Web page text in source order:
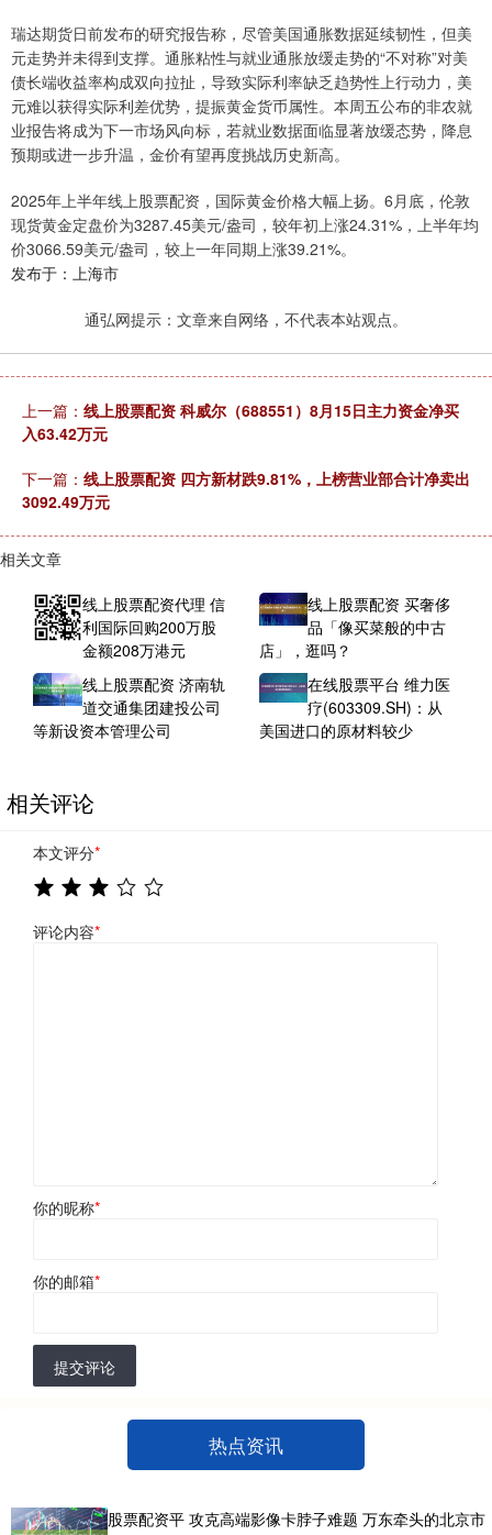
瑞达期货日前发布的研究报告称，尽管美国通胀数据延续韧性，但美
元走势并未得到支撑。通胀粘性与就业通胀放缓走势的“不对称”对美
债长端收益率构成双向拉扯，导致实际利率缺乏趋势性上行动力，美
元难以获得实际利差优势，提振黄金货币属性。本周五公布的非农就
业报告将成为下一市场风向标，若就业数据面临显著放缓态势，降息
预期或进一步升温，金价有望再度挑战历史新高。
2025年上半年线上股票配资，国际黄金价格大幅上扬。6月底，伦敦
现货黄金定盘价为3287.45美元/盎司，较年初上涨24.31%，上半年均
价3066.59美元/盎司，较上一年同期上涨39.21%。
发布于：上海市
通弘网提示：文章来自网络，不代表本站观点。
上一篇： 线上股票配资 科威尔（688551）8月15日主力资金净买
入63.42万元
下一篇： 线上股票配资 四方新材跌9.81%，上榜营业部合计净卖出
3092.49万元
相关文章
线上股票配资代理 信
利国际回购200万股
金额208万港元
线上股票配资 买奢侈
品「像买菜般的中古
店」，逛吗？
线上股票配资 济南轨
道交通集团建投公司
等新设资本管理公司
在线股票平台 维力医
疗(603309.SH)：从
美国进口的原材料较少
相关评论
本文评分*
评论内容*
你的昵称*
你的邮箱*
提交评论
热点资讯
股票配资平 攻克高端影像卡脖子难题 万东牵头的北京市